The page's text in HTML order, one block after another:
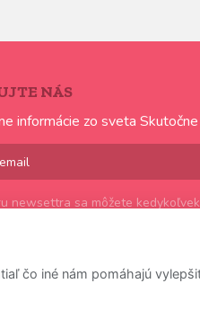
NÁS
informácie zo sveta
newsettra sa môžete
čo iné nám pomáhajú